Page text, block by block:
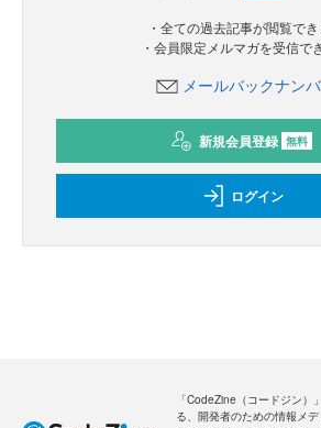
・全ての過去記事が閲覧で
・会員限定メルマガを受信で
メールバックナン
新規会員登録 無料
ログイン
「CodeZine（コードジン
る、開発者のための情報メ